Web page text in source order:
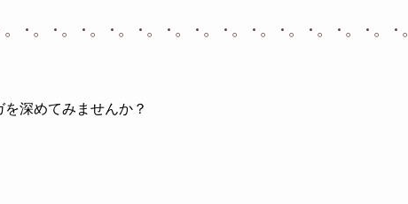
・。・。・。・。・。・。・。・。・。・。・。・。・。・。
深めてみませんか？